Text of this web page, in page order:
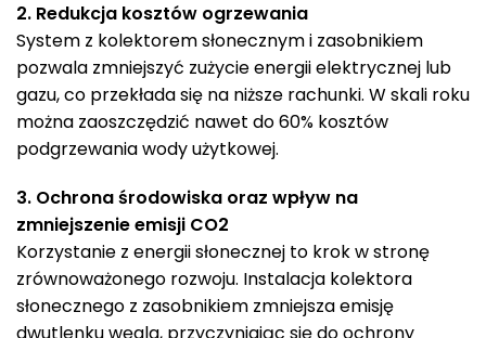
2. Redukcja kosztów ogrzewania
System z kolektorem słonecznym i zasobnikiem
pozwala zmniejszyć zużycie energii elektrycznej lub
gazu, co przekłada się na niższe rachunki. W skali roku
można zaoszczędzić nawet do 60% kosztów
podgrzewania wody użytkowej.
3. Ochrona środowiska oraz wpływ na
zmniejszenie emisji CO2
Korzystanie z energii słonecznej to krok w stronę
zrównoważonego rozwoju. Instalacja kolektora
słonecznego z zasobnikiem zmniejsza emisję